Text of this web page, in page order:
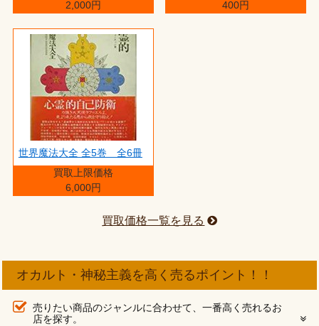
2,000円
400円
世界魔法大全 全5巻 全6冊
買取上限価格
6,000円
買取価格一覧を見る
オカルト・神秘主義を高く売るポイント！！
売りたい商品のジャンルに合わせて、一番高く売れるお
店を探す。